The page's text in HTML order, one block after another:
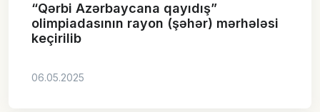
“Qərbi Azərbaycana qayıdış”
olimpiadasının rayon (şəhər) mərhələsi
keçirilib
06.05.2025